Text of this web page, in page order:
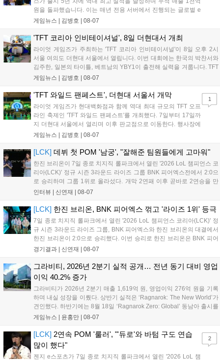
원을 돌파했습니다. 이는 매년 전용 서버에서 진행되는 글로벌 e
스포츠 대회 FWC의 영향이 큽니다. FWC는 이용자가 동일한 조
은 전년 대비 매출과 이용자 지표가 대폭 상승하는 성과를 냈습니
다. 오는 10월 필리핀 마닐라에서 총상금 11만 달러 규모의 제4회
FWC 그랜드 파이널이 개최될 예정이며, 위메이드커넥트는 이를
통해 커뮤니티 중심의 장기 성장 모델을 지속할 방침입니다....
게임뉴스 | 김병호 08-07
'TFT 코리아 인비테이셔널', 8일 더현대서 개최
라이엇 게임즈가 주최하는 'TFT 코리아 인비테이셔널'이 8일 오후 2시
서울 여의도 더현대 서울에서 열립니다. 이번 대회에는 한국의 박찬서와
김주한, 일본의 타이틀, 베트남의 YBY1이 출전해 실력을 겨룹니다. TFT
는 소속팀 없이 개인 자격으로 참가하는 독특한 대회 구조를 가지며, 누
17일까지 이어지는 이번 행사는 신규 세트 체험과 공연 등 다양한 즐길
거리를 제공하며, 이후 현대백화점 판교점에서도 행사가 이어질 예정입
니다. 연말에는 라스베이거스 오픈이 개최됩니다....
게임뉴스 | 김병호 08-07
'TFT 와일드 팬페스트', 더현대 서울서 개막
라이엇 게임즈가 현대백화점과 함께 역대 최대 규모의 TFT 오프
라인 축제인 'TFT 와일드 팬페스트'를 개최했다. 7일부터 17일까
지 더현대 서울에서 열리며 이후 판교점으로 이동한다. 행사장에
는 체험, 스페셜, 무대 존이 마련됐으며 8일 오후 2시 인비테이셔
연 등 다채로운 일정이 준비되어 있다. 사전 예약은 조기 마감될
만큼 큰 인기를 끌고 있다....
게임뉴스 | 김병호 08-07
1
[LCK] 데뷔 첫 POM '남궁', "잘해준 팀원들에게 고마워"
한진 브리온이 7일 종로 치지직 롤파크에서 열린 '2026 LoL 챔피언스 코
리아(LCK)' 정규 시즌 3라운드 라이즈 그룹 BNK 피어엑스전에서 2:0으
로 승리하며 그룹 1위로 올라섰다. 개막 2연패 이후 곧바로 2연승을 만
들어내면서 이어질 4라운드에 대한 기대감을 올렸다. 다음은 이날 데뷔
인터뷰 | 신연재 08-07
[LCK] 한진 브리온, BNK 피어엑스 꺾고 '라이즈 1위' 등극
7일 종로 치지직 롤파크에서 열린 '2026 LoL 챔피언스 코리아(LCK)' 정
규 시즌 3라운드 라이즈 그룹, BNK 피어엑스와 한진 브리온의 대결에서
한진 브리온이 2:0으로 승리했다. 이번 승리로 한진 브리온은 BNK 피어
엑스를 제치고 라이즈 그룹 1위로 올라섰다. 1세트, 한진 브리온이 '로머'
경기결과 | 신연재 08-07
그라비티, 2026년 2분기 실적 공개… 전년 동기 대비 영업
이익 40.2% 증가
그라비티가 2026년 2분기 매출 1,619억 원, 영업이익 276억 원을 기록
하며 내실 성장을 이뤘다. 상반기 실적은 ‘Ragnarok: The New World’가
견인했다. 하반기에는 8월 18일 ‘Ragnarok Zero: Global’ 동남아 출시를
시작으로 9월 3일 ‘달려라 헤베레케 EX’, 9월 22일 ‘갈바테인’ 등 다양한
이’ 출시가 예정돼 있으며, 2027년에는 ‘Ragnarok 3’ 등 대작을 글로벌
출시할 계획이다. 그라비티는 조인트벤처 설립과 라그나로크 에코 시스
템 구축을 통해 신성장 동력을 확보할 방침이다....
게임뉴스 | 윤홍만 08-07
[LCK] 2연속 POM '룰러', "'듀로'와 바텀 구도 연습
많이 했다"
젠지 e스포츠가 7일 종로 치지직 롤파크에서 열린 '2026 LoL 챔
2